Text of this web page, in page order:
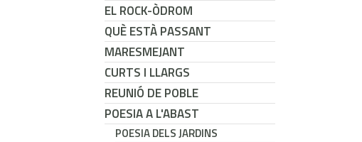
EL ROCK-ÒDROM
QUÈ ESTÀ PASSANT
MARESMEJANT
CURTS I LLARGS
REUNIÓ DE POBLE
POESIA A L'ABAST
POESIA DELS JARDINS